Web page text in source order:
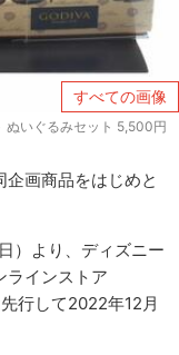
すべての画像
ぬいぐるみセット 5,500円
画商品をはじめと
）より、ディズニー
ラインストア
行して2022年12月